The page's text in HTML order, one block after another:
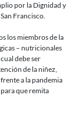
por la Dignidad y
Francisco.
los miembros de la
– nutricionales
debe ser
de la niñez,
a la pandemia
que remita